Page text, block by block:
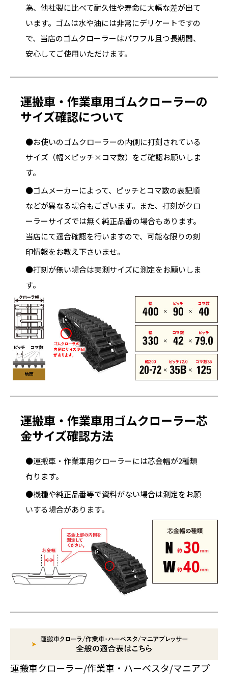
為、他社製に比べて耐久性や寿命に大幅な差が出て
います。ゴムは水や油には非常にデリケートですの
で、当店のゴムクローラーはパワフル且つ長期間、
安心してご使用いただけます。
運搬車・作業車用ゴムクローラーの
サイズ確認について
●お使いのゴムクローラーの内側に打刻されている
サイズ（幅×ピッチ×コマ数）をご確認お願いしま
す。
●ゴムメーカーによって、ピッチとコマ数の表記順
などが異なる場合もございます。また、打刻がクロ
ーラーサイズでは無く純正品番の場合もあります。
当店にて適合確認を行いますので、可能な限りの刻
印情報をお教え下さいませ。
●打刻が無い場合は実測サイズに測定をお願いしま
す。
運搬車・作業車用ゴムクローラー芯
金サイズ確認方法
●運搬車・作業車用クローラーには芯金幅が2種類
有ります。
●機種や純正品番等で資料がない場合は測定をお願
いする場合があります。
運搬車クローラー/作業車・ハーベスタ/マニアプ